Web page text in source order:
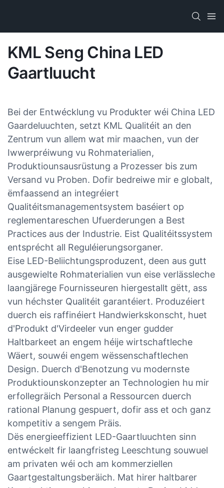
KML Seng China LED
Gaartluucht
Bei der Entwécklung vu Produkter wéi China LED
Gaardeluuchten, setzt KML Qualitéit an den
Zentrum vun allem wat mir maachen, vun der
Iwwerpréiwung vu Rohmaterialien,
Produktiounsausrüstung a Prozesser bis zum
Versand vu Proben. Dofir bedreiwe mir e globalt,
ëmfaassend an integréiert
Qualitéitsmanagementsystem baséiert op
reglementareschen Ufuerderungen a Best
Practices aus der Industrie. Eist Qualitéitssystem
entsprécht all Reguléierungsorganer.
Eise LED-Beliichtungsproduzent, deen aus gutt
ausgewielte Rohmaterialien vun eise verlässleche
laangjärege Fournisseuren hiergestallt gëtt, ass
vun héchster Qualitéit garantéiert. Produzéiert
duerch eis raffinéiert Handwierkskonscht, huet
d'Produkt d'Virdeeler vun enger gudder
Haltbarkeet an engem héije wirtschaftleche
Wäert, souwéi engem wëssenschaftlechen
Design. Duerch d'Benotzung vu modernste
Produktiounskonzepter an Technologien hu mir
erfollegräich Personal a Ressourcen duerch
rational Planung gespuert, dofir ass et och ganz
kompetitiv a sengem Präis.
Dës energieeffizient LED-Gaartluuchten sinn
entwéckelt fir laangfristeg Leeschtung souwuel
am privaten wéi och am kommerziellen
Gaartgestaltungsberäich. Mat hirer haltbarer